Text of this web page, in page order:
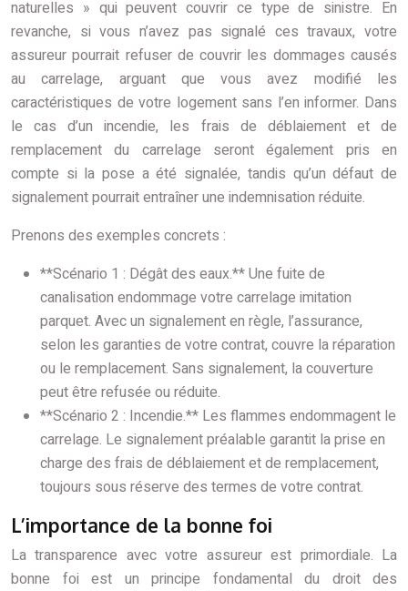
naturelles » qui peuvent couvrir ce type de sinistre. En
revanche, si vous n’avez pas signalé ces travaux, votre
assureur pourrait refuser de couvrir les dommages causés
au carrelage, arguant que vous avez modifié les
caractéristiques de votre logement sans l’en informer. Dans
le cas d’un incendie, les frais de déblaiement et de
remplacement du carrelage seront également pris en
compte si la pose a été signalée, tandis qu’un défaut de
signalement pourrait entraîner une indemnisation réduite.
Prenons des exemples concrets :
**Scénario 1 : Dégât des eaux.** Une fuite de
canalisation endommage votre carrelage imitation
parquet. Avec un signalement en règle, l’assurance,
selon les garanties de votre contrat, couvre la réparation
ou le remplacement. Sans signalement, la couverture
peut être refusée ou réduite.
**Scénario 2 : Incendie.** Les flammes endommagent le
carrelage. Le signalement préalable garantit la prise en
charge des frais de déblaiement et de remplacement,
toujours sous réserve des termes de votre contrat.
L’importance de la bonne foi
La transparence avec votre assureur est primordiale. La
bonne foi est un principe fondamental du droit des